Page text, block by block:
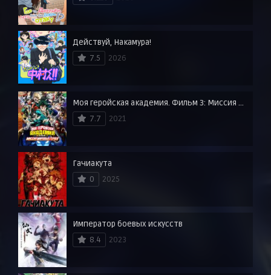
Действуй, Накамура!
7.5
2026
Моя геройская академия. Фильм 3: Миссия мировых героев
7.7
2021
Гачиакута
0
2025
Император боевых искусств
8.4
2023